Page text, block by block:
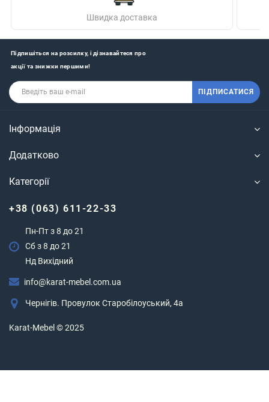
Швидка доставка
Підпишіться на розсилку, і дізнавайтеся про
акції та знижки першими!
ПІДПИСАТИСЯ
Інформація
Додатково
Категорії
+38 (063) 611-22-33
Пн-Пт з 8 до 21
Сб з 8 до 21
Нд Вихідний
info@karat-mebel.com.ua
Чернігів. Провулок Старобілоуський, 4а
Karat-Mebel © 2025